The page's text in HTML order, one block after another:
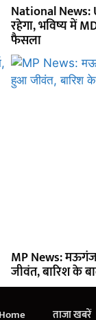
National News:
रहेगा, भविष्य में
फैसला
MP News:
जीवंत, बारिश के
Home ताजा खबरें